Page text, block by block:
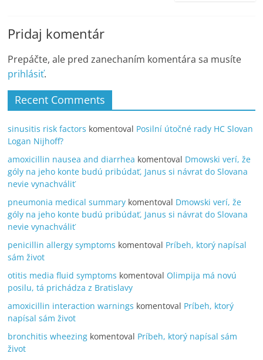
Pridaj komentár
Prepáčte, ale pred zanechaním komentára sa musíte
prihlásiť.
Recent Comments
sinusitis risk factors komentoval Posilní útočné rady HC Slovan
Logan Nijhoff?
amoxicillin nausea and diarrhea komentoval Dmowski verí, že
góly na jeho konte budú pribúdať, Janus si návrat do Slovana
nevie vynachváliť
pneumonia medical summary komentoval Dmowski verí, že
góly na jeho konte budú pribúdať, Janus si návrat do Slovana
nevie vynachváliť
penicillin allergy symptoms komentoval Príbeh, ktorý napísal
sám život
otitis media fluid symptoms komentoval Olimpija má novú
posilu, tá prichádza z Bratislavy
amoxicillin interaction warnings komentoval Príbeh, ktorý
napísal sám život
bronchitis wheezing komentoval Príbeh, ktorý napísal sám
život